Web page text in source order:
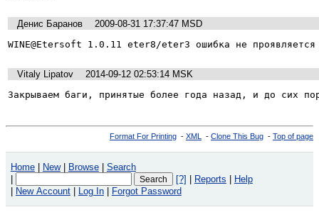
Денис Баранов
2009-08-31 17:37:47 MSD
WINE@Etersoft 1.0.11 eter8/eter3 ошибка не проявляется
Vitaly Lipatov
2014-09-12 02:53:14 MSK
Закрываем баги, принятые более года назад, и до сих
Format For Printing - XML - Clone This Bug - Top of page
Home New Browse
Search
[?] Reports
Help
New Account Log In Forgot Password